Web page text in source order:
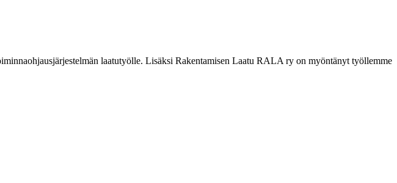
laatutyölle. Lisäksi Rakentamisen Laatu RALA ry on myöntänyt työllemme